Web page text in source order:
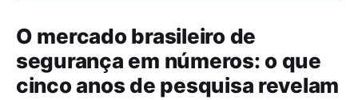
O mercado brasileiro de
segurança em números: o que
cinco anos de pesquisa revelam